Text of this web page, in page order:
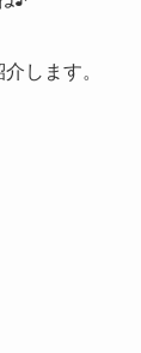
します。